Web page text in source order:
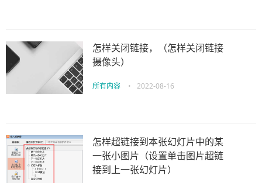
怎样关闭链接，（怎样关闭链接
摄像头）
所有内容 • 2022-08-16
怎样超链接到本张幻灯片中的某
一张小图片（设置单击图片超链
接到上一张幻灯片）